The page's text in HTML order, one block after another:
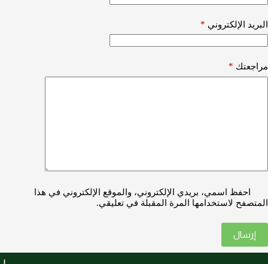
البريد الإلكتروني *
مراجعتك *
احفظ اسمي، بريدي الإلكتروني، والموقع الإلكتروني في هذا
المتصفح لاستخدامها المرة المقبلة في تعليقي.
إرسال